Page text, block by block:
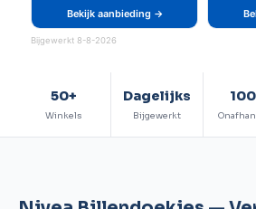
Bekijk aanbieding →
Bijgewerkt 8-8-2026
50+
Winkels
Dagelijks
Bijgewerkt